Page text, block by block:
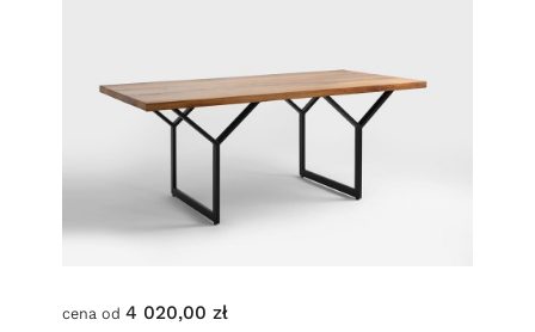
cena od 4 020,00 zł